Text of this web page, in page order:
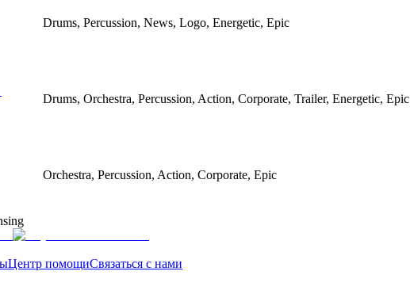
Drums, Percussion, News, Logo, Energetic, Epic
Drums, Orchestra, Percussion, Action, Corporate, Trailer, Energetic, Epic
Orchestra, Percussion, Action, Corporate, Epic
Центр помощиСвязаться с нами